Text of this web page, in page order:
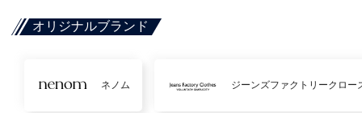
オリジナルブランド
ネノム ジーンズファクトリークロー